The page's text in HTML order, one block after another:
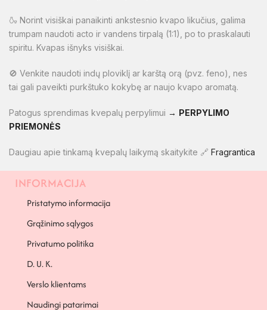
🍶 Norint visiškai panaikinti ankstesnio kvapo likučius, galima
trumpam naudoti acto ir vandens tirpalą (1:1), po to praskalauti
spiritu. Kvapas išnyks visiškai.
🚫 Venkite naudoti indų ploviklį ar karštą orą (pvz. feno), nes
tai gali paveikti purkštuko kokybę ar naujo kvapo aromatą.
Patogus sprendimas kvepalų perpylimui → PERPYLIMO
PRIEMONĖS
Daugiau apie tinkamą kvepalų laikymą skaitykite 🔗 Fragrantica
PAPILDOMA INFORMACIJA
INFORMACIJA
Pristatymo informacija
Grąžinimo sąlygos
Privatumo politika
D. U. K.
Verslo klientams
Naudingi patarimai